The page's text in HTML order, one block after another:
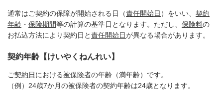
通常はご契約の保障が開始される日（責任開始日 ）をいい、 契約
年齢 ・ 保険期間等の計算の基準日となります。ただし、 保険料の
お払込方法により契約日と責任開始日が異なる場合があります。
契約年齢【けいやくねんれい】
ご契約日における被保険者の年齢（満年齢）です。
（例）24歳7か月の被保険者の契約年齢は24歳となります。